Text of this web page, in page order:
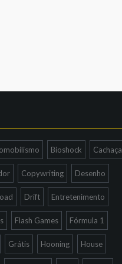
Bioshock Cachaça
Copywriting Desenho
Drift Entretenimento
Flash Games Fórmula 1
Grátis Hooning House